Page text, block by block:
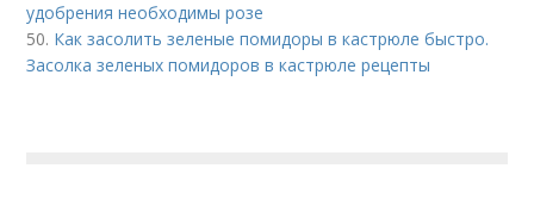
удобрения необходимы розе
50. Как засолить зеленые помидоры в кастрюле быстро.
Засолка зеленых помидоров в кастрюле рецепты